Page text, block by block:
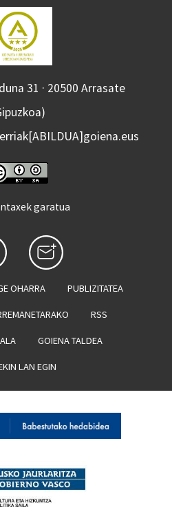
31 · 20500 Arrasate
garatua
OHARRA PUBLIZITATEA
RSS
GOIENA TALDEA
LAN EGIN